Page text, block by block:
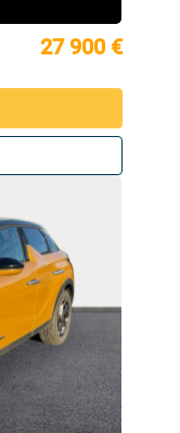
27 900 €